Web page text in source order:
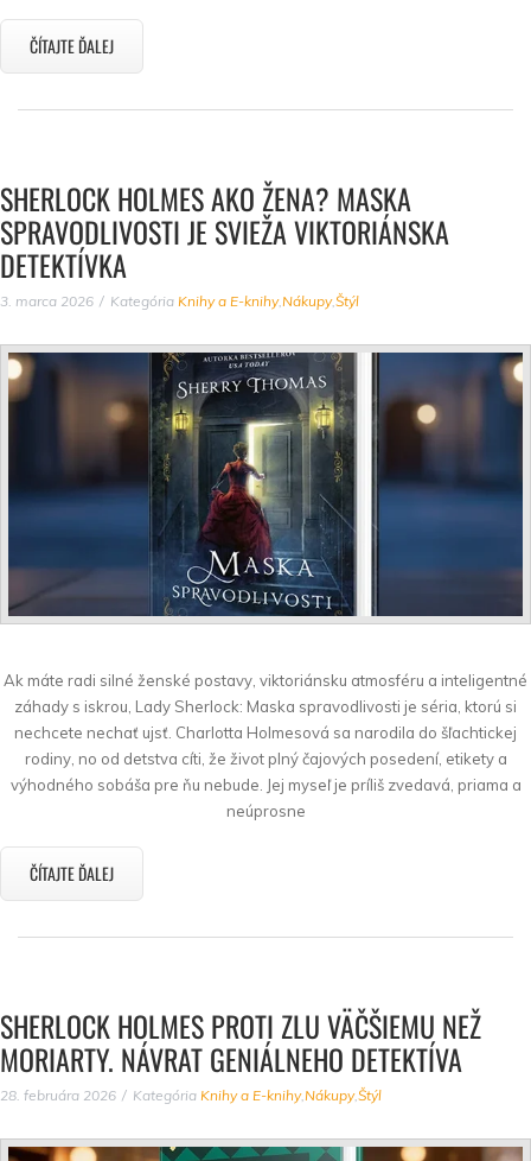
ČÍTAJTE ĎALEJ
SHERLOCK HOLMES AKO ŽENA? MASKA
SPRAVODLIVOSTI JE SVIEŽA VIKTORIÁNSKA
DETEKTÍVKA
3. marca 2026 Kategória Knihy a E-knihy, Nákupy,Štýl
Ak máte radi silné ženské postavy, viktoriánsku atmosféru a inteligentné
záhady s iskrou, Lady Sherlock: Maska spravodlivosti je séria, ktorú si
nechcete nechať ujsť. Charlotta Holmesová sa narodila do šľachtickej
rodiny, no od detstva cíti, že život plný čajových posedení, etikety a
výhodného sobáša pre ňu nebude. Jej myseľ je príliš zvedavá, priama a
neúprosne
ČÍTAJTE ĎALEJ
SHERLOCK HOLMES PROTI ZLU VÄČŠIEMU NEŽ
MORIARTY. NÁVRAT GENIÁLNEHO DETEKTÍVA
28. februára 2026 Kategória Knihy a E-knihy,Nákupy,Štýl